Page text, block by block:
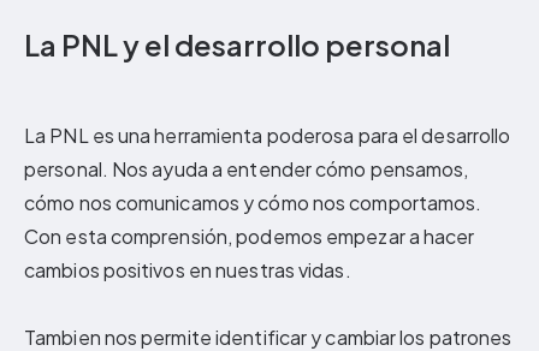
La PNL y el desarrollo personal
La PNL es una herramienta poderosa para el desarrollo
personal. Nos ayuda a entender cómo pensamos,
cómo nos comunicamos y cómo nos comportamos.
Con esta comprensión, podemos empezar a hacer
cambios positivos en nuestras vidas.
Tambien nos permite identificar y cambiar los patrones